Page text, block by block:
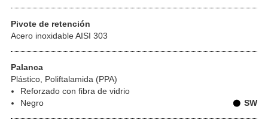
Pivote de retención
Acero inoxidable AISI 303
Palanca
Plástico, Poliftalamida (PPA)
Reforzado con fibra de vidrio
Negro
SW